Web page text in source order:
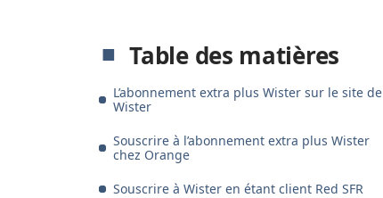
Table des matières
L’abonnement extra plus Wister sur le site de
Wister
Souscrire à l’abonnement extra plus Wister
chez Orange
Souscrire à Wister en étant client Red SFR